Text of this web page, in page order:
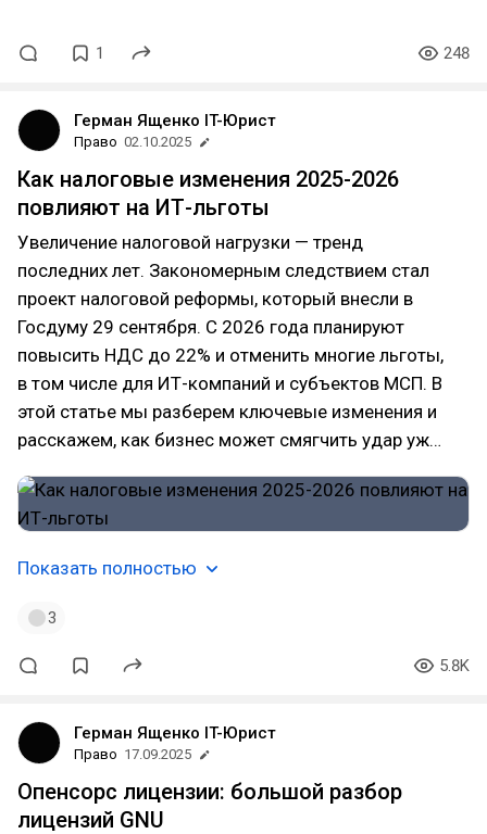
1 248
Герман Ященко IT-Юрист
Право 02.10.2025
Как налоговые изменения 2025-2026
повлияют на ИТ-льготы
Увеличение налоговой нагрузки — тренд
последних лет. Закономерным следствием стал
проект налоговой реформы, который внесли в
Госдуму 29 сентября. С 2026 года планируют
повысить НДС до 22% и отменить многие льготы,
в том числе для ИТ-компаний и субъектов МСП. В
этой статье мы разберем ключевые изменения и
расскажем, как бизнес может смягчить удар уж…
Показать полностью
3
5.8K
Герман Ященко IT-Юрист
Право 17.09.2025
Опенсорс лицензии: большой разбор
лицензий GNU